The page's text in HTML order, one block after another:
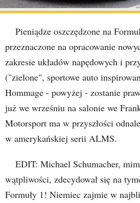
Pieniądze oszczędzone na
przeznaczone na opracowanie
zakresie układów napędowych i
("zielone", sportowe auto
Hommage - powyżej - zostanie
już we wrześniu na salonie we
Motorsport ma w przyszłości
w amerykańskiej serii ALMS.
EDIT: Michael Schumacher,
wątpliwości, zdecydował się na
Formuły 1! Niemiec zajmie w